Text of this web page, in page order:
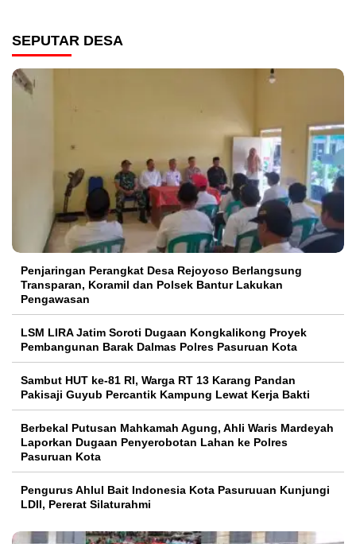
SEPUTAR DESA
Penjaringan Perangkat Desa Rejoyoso Berlangsung
Transparan, Koramil dan Polsek Bantur Lakukan
Pengawasan
LSM LIRA Jatim Soroti Dugaan Kongkalikong Proyek
Pembangunan Barak Dalmas Polres Pasuruan Kota
Sambut HUT ke-81 RI, Warga RT 13 Karang Pandan
Pakisaji Guyub Percantik Kampung Lewat Kerja Bakti
Berbekal Putusan Mahkamah Agung, Ahli Waris Mardeyah
Laporkan Dugaan Penyerobotan Lahan ke Polres
Pasuruan Kota
Pengurus Ahlul Bait Indonesia Kota Pasuruuan Kunjungi
LDII, Pererat Silaturahmi